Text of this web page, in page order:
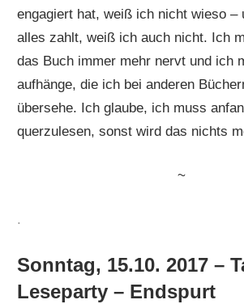
engagiert hat, weiß ich nicht wieso –
alles zahlt, weiß ich auch nicht. Ich
das Buch immer mehr nervt und ich
aufhänge, die ich bei anderen
übersehe. Ich glaube, ich muss
querzulesen, sonst wird das nichts
~
.
Sonntag, 15.10. 2017 –
Leseparty – Endspurt